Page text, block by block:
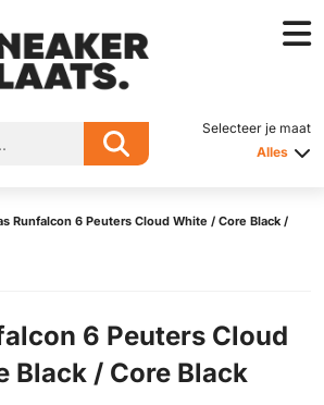
Selecteer je maat
Alles
Runfalcon 6 Peuters Cloud White / Core Black /
6 Peuters Cloud
Black / Core Black